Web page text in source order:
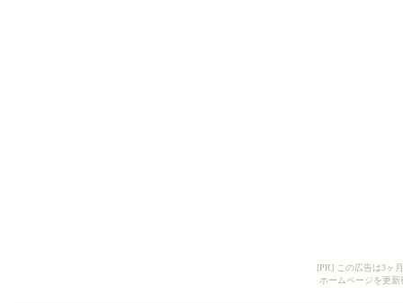
[PR] この広告は3ヶ
ホームページを更